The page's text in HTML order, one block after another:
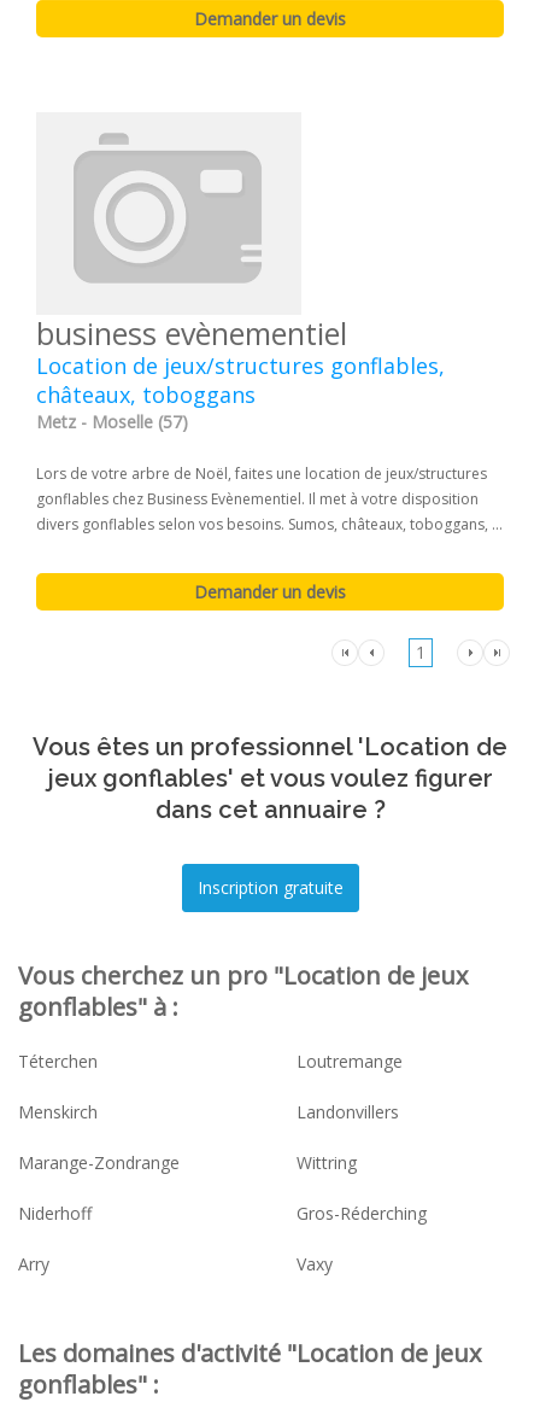
business evènementiel
Location de jeux/structures gonflables,
châteaux, toboggans
Metz - Moselle (57)
Lors de votre arbre de Noël, faites une location de jeux/structures
gonflables chez Business Evènementiel. Il met à votre disposition
divers gonflables selon vos besoins. Sumos, châteaux, toboggans, ...
1
Vous êtes un professionnel 'Location de
jeux gonflables' et vous voulez figurer
dans cet annuaire ?
Vous cherchez un pro "Location de jeux
gonflables" à :
Téterchen Loutremange
Menskirch Landonvillers
Marange-Zondrange Wittring
Niderhoff Gros-Réderching
Arry Vaxy
Les domaines d'activité "Location de jeux
gonflables" :